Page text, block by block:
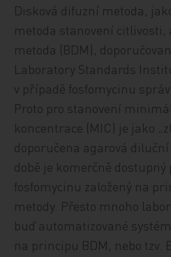
Disková difuzní metoda,
metoda stanovení
metoda (BDM),
Laboratory Standards
v případě fosfomycinu
Proto pro stanovení
koncentrace (MIC) je jako
doporučena agarová
době je komerčně dostupný
fosfomycinu založený na
metody. Přesto mnoho
buď automatizované
na principu BDM, nebo tzv.